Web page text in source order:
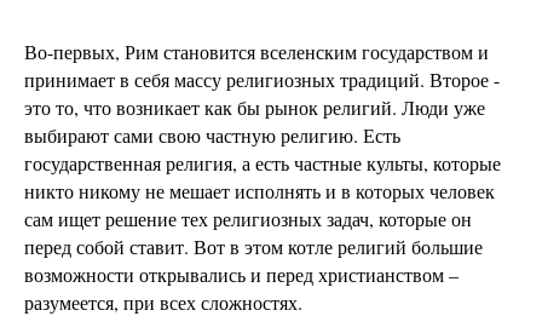
Во-первых, Рим становится вселенским государством и
принимает в себя массу религиозных традиций. Второе -
это то, что возникает как бы рынок религий. Люди уже
выбирают сами свою частную религию. Есть
государственная религия, а есть частные культы, которые
никто никому не мешает исполнять и в которых человек
сам ищет решение тех религиозных задач, которые он
перед собой ставит. Вот в этом котле религий большие
возможности открывались и перед христианством –
разумеется, при всех сложностях.